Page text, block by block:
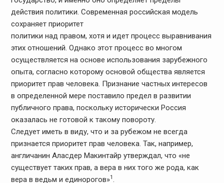
действия политики. Современная российская модель
сохраняет приоритет
политики над правом, хотя и идет процесс выравнивания
этих отношений. Однако этот процесс во многом
осуществляется на основе использования зарубежного
опыта, согласно которому основой общества является
приоритет прав человека. Признание частных интересов
в определенной мере поставило предел в развитии
публичного права, поскольку исторически Россия
оказалась не готовой к такому повороту.
Следует иметь в виду, что и за рубежом не всегда
признается приоритет прав человека. Так, например,
англичанин Аласдер Макинтайр утверждал, что «не
существует таких прав, а вера в них того же рода, как
вера в ведьм и единорогов»1.